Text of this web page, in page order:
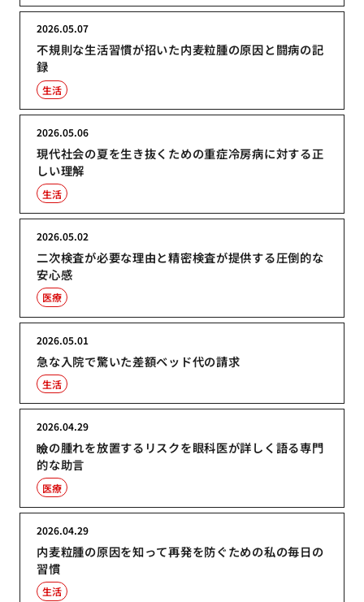
不規則な生活習慣が招いた内麦粒腫の原因と闘病の記
録
2026.05.07
生活
現代社会の夏を生き抜くための重症冷房病に対する正
しい理解
2026.05.06
生活
二次検査が必要な理由と精密検査が提供する圧倒的な
安心感
2026.05.02
医療
急な入院で驚いた差額ベッド代の請求
2026.05.01
生活
瞼の腫れを放置するリスクを眼科医が詳しく語る専門
的な助言
2026.04.29
医療
内麦粒腫の原因を知って再発を防ぐための私の毎日の
習慣
2026.04.29
生活